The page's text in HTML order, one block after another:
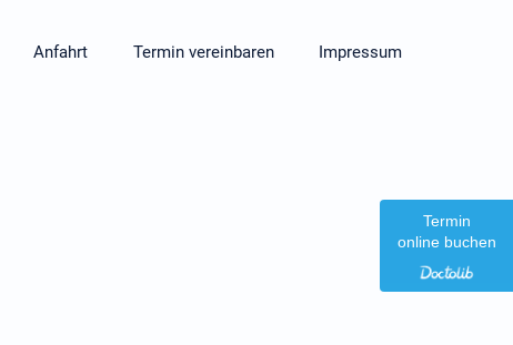
Termin
online buchen
Anfahrt Termin vereinbaren Impressum